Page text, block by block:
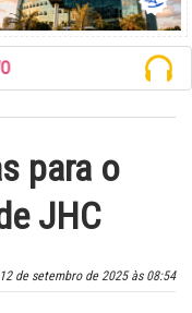
para o
JHC
12 de setembro de 2025 às 08:54